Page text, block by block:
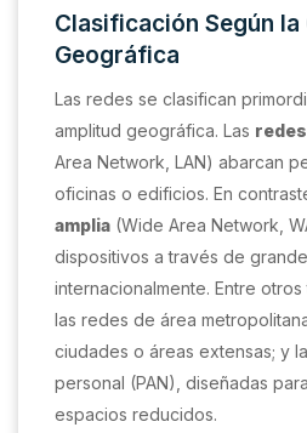
Clasificación Según
Geográfica
Las redes se clasifican
amplitud geográfica. Las
Area Network, LAN) abarcan
oficinas o edificios. En
amplia (Wide Area Network,
dispositivos a través de
internacionalmente. Entre
las redes de área
ciudades o áreas extensas; y
personal (PAN), diseñadas
espacios reducidos.